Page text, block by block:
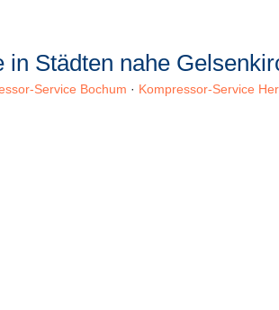
in Städten nahe
Service Bochum · Kompressor-Service